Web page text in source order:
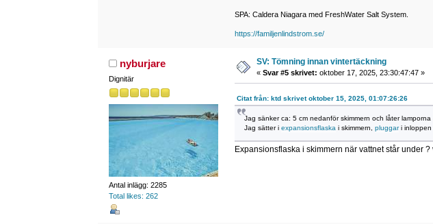
SPA: Caldera Niagara med FreshWater Salt System.
https://familjenlindstrom.se/
nyburjare
Dignitär
Antal inlägg: 2285
Total likes: 262
SV: Tömning innan vintertäckning
« Svar #5 skrivet: oktober 17, 2025, 23:30:47:47 »
Citat från: ktd skrivet oktober 15, 2025, 01:07:26:26
Jag sänker ca: 5 cm nedanför skimmern och låter
Jag sätter i expansionsflaska i skimmern, pluggari inloppen
Expansionsflaska i skimmern när vattnet står under